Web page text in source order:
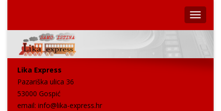
Lika Express
Pazariška ulica 36
53000 Gospić
email: info@lika-express.hr